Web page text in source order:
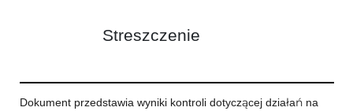
Streszczenie
Dokument przedstawia wyniki kontroli dotyczącej działań na